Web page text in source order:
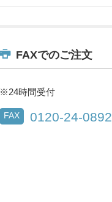
FAXでのご注文
※24時間受付
FAX 0120-24-0892